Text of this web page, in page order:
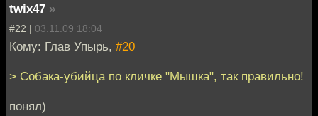
twix47 »
#22 | 03.11.09 18:04
Кому: Глав Упырь, #20
> Собака-убийца по кличке "Мышка", так правильно!
понял)